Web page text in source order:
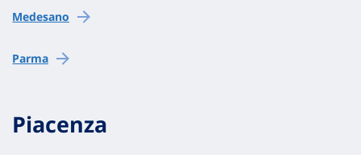
Medesano
Parma
Piacenza